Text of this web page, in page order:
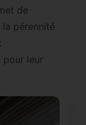
de
pérennité
pour leur